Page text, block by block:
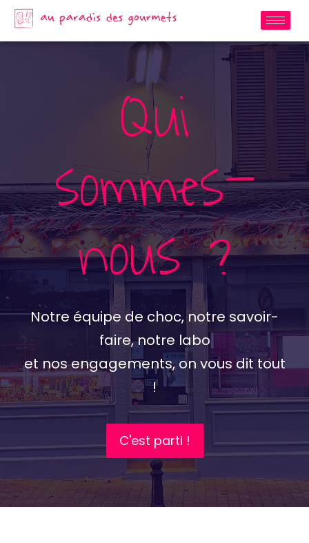
Qui
sommes-
nous ?
Notre équipe de choc, notre savoir-
faire, notre labo
et nos engagements, on vous dit tout
!
C'est parti !